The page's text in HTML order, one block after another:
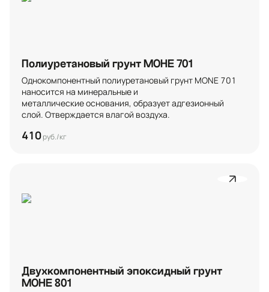
Полиуретановый грунт МОНЕ 701
Однокомпонентный полиуретановый грунт МОNE 701
наносится на минеральные и
металлические основания, образует адгезионный
слой. Отверждается влагой воздуха.
410руб./кг
Двухкомпонентный эпоксидный грунт
МОНЕ 801